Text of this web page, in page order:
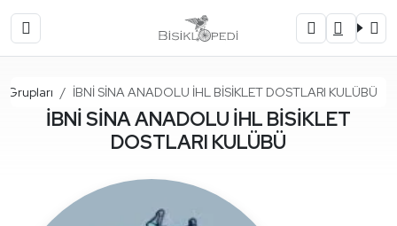
Ana Sayfa
Grupları İBNİ SİNA ANADOLU İHL BİSİKLET DOSTLARI KULÜBÜ
İBNİ SİNA ANADOLU İHL BİSİKLET
DOSTLARI KULÜBÜ